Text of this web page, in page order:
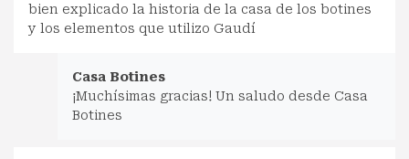
bien explicado la historia de la casa de los botines
y los elementos que utilizo Gaudí
Casa Botines
¡Muchísimas gracias! Un saludo desde Casa
Botines